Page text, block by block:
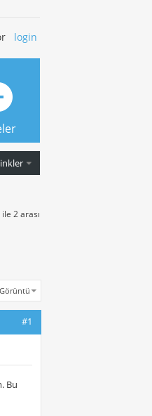
login
2 arası
Görüntü
#1
Bu